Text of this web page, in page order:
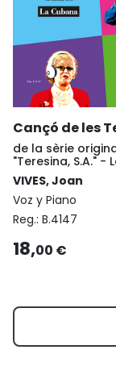
Cançó de les
de la sèrie
"Teresina, S.A." -
VIVES, Joan
Voz y Piano
Reg.: B.4147
18,00 €